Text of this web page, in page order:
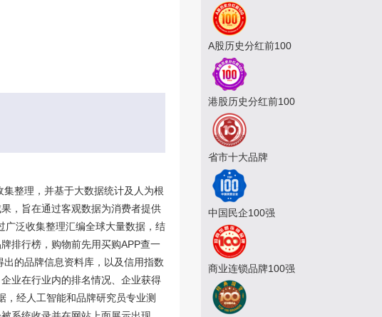
整理，并基于大数据统计及人为根
，旨在通过客观数据为消费者提供
广泛收集整理汇编全球大量数据，结
排行榜，购物前先用买购APP查一
的品牌信息资料库，以及信用指数
业在行业内的排名情况、企业获得
经人工智能和品牌研究员专业测
A股历史分红前100
港股历史分红前100
省市十大品牌
中国民企100强
商业连锁品牌100强